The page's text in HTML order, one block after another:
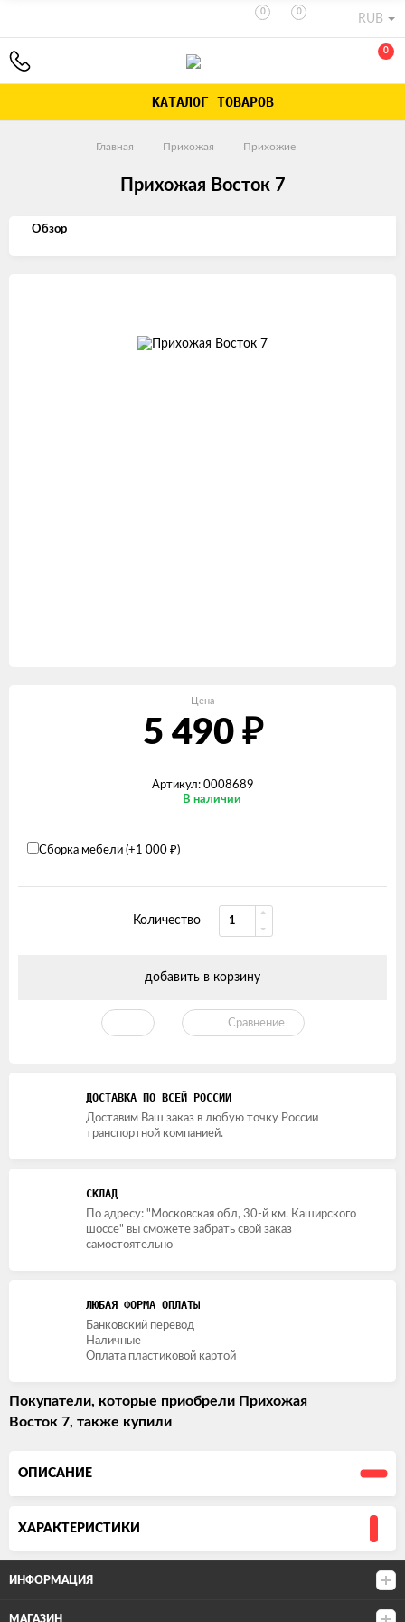
0 0
RUB
0
КАТАЛОГ ТОВАРОВ
Главная Прихожая Прихожие
Прихожая Восток 7
Обзор
Цена
5 490 ₽
Артикул: 0008689
В наличии
Сборка мебели (+1 000 ₽)
Количество
добавить в корзину
Сравнение
ДОСТАВКА ПО ВСЕЙ РОССИИ
Доставим Ваш заказ в любую точку России
транспортной компанией.
СКЛАД
По адресу: "Московская обл, 30-й км. Каширского
шоссе" вы сможете забрать свой заказ
самостоятельно
ЛЮБАЯ ФОРМА ОПЛАТЫ
Банковский перевод
Наличные
Оплата пластиковой картой
Покупатели, которые приобрели Прихожая
Восток 7, также купили
ОПИСАНИЕ
ХАРАКТЕРИСТИКИ
ИНФОРМАЦИЯ
МАГАЗИН